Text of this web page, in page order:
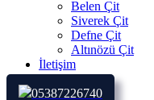
Belen Çit
Siverek Çit
Defne Çit
Altınözü Çit
İletişim
05387226740